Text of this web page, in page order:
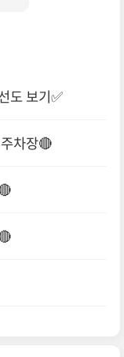
도 보기✅
차장🔴